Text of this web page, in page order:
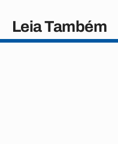
Leia Também